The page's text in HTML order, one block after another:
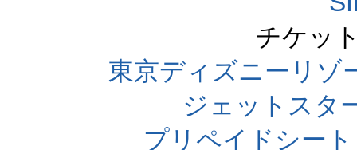
チケッ
東京ディズニーリゾ
ジェットスタ
プリペイドシー